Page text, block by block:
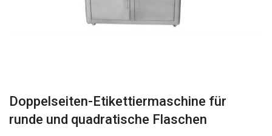
Doppelseiten-Etikettiermaschine für
runde und quadratische Flaschen